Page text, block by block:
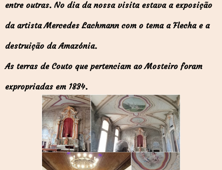
entre outras. No dia da nossa visita estava a exposição
da artista Mercedes Lachmann com o tema a Flecha e a
destruição da Amazónia.
As terras de Couto que pertenciam ao Mosteiro foram
expropriadas em 1834.